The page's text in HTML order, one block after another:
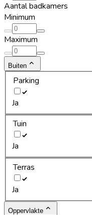
Aantal badkamers
Minimum
Maximum
Buiten
Parking
Ja
Tuin
Ja
Terras
Ja
Oppervlakte